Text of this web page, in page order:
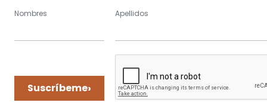
Nombres Apellidos
Suscríbeme›